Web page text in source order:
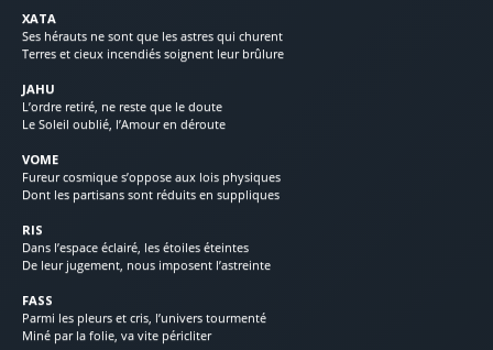
XATA
Ses hérauts ne sont que les astres qui churent
Terres et cieux incendiés soignent leur brûlure
JAHU
L’ordre retiré, ne reste que le doute
Le Soleil oublié, l’Amour en déroute
VOME
Fureur cosmique s’oppose aux lois physiques
Dont les partisans sont réduits en suppliques
RIS
Dans l’espace éclairé, les étoiles éteintes
De leur jugement, nous imposent l’astreinte
FASS
Parmi les pleurs et cris, l’univers tourmenté
Miné par la folie, va vite péricliter